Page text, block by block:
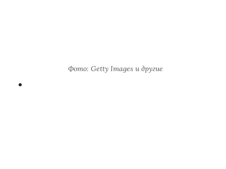
Фото: Getty Images и другие